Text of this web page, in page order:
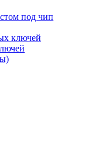
под чип
ключей